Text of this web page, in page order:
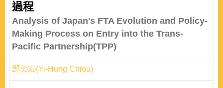
過程
Analysis of Japan's FTA Evolution and Policy-
Making Process on Entry into the Trans-
Pacific Partnership(TPP)
邱奕宏(Yi-Hung Chiou)